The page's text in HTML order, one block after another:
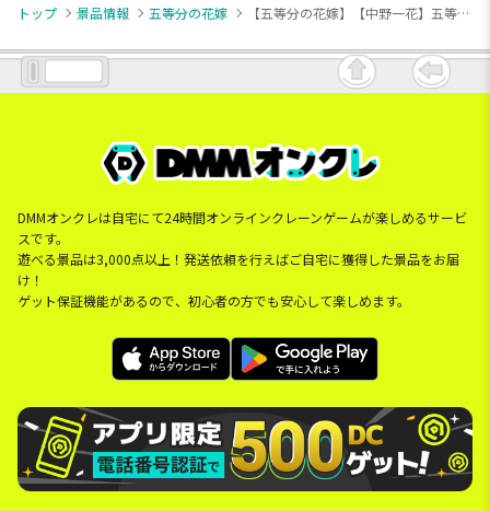
トップ
景品情報 五等分の花嫁 【五等分の花嫁】【中野一花】五等分の花嫁＊ 中野一花フィギュア五等分の花嫁アニメ原画展ver.
DMMオンクレは自宅にて24時間オンラインクレーンゲームが楽しめるサービ
スです。
遊べる景品は3,000点以上！発送依頼を行えばご自宅に獲得した景品をお届
け！
ゲット保証機能があるので、初心者の方でも安心して楽しめます。